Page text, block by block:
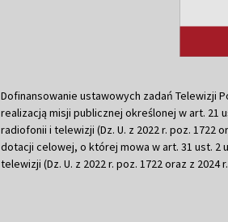
Dofinansowanie ustawowych zadań Telewizji
realizacją misji publicznej określonej w art. 21
radiofonii i telewizji (Dz. U. z 2022 r. poz. 1722
dotacji celowej, o której mowa w art. 31 ust. 2
telewizji (Dz. U. z 2022 r. poz. 1722 oraz z 2024